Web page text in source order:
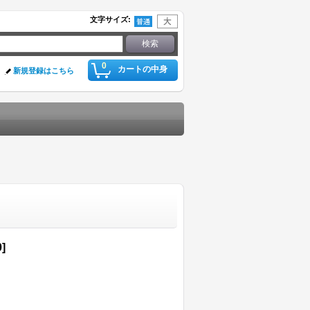
文字サイズ:
0 カートの中身
新規登録はこちら
]